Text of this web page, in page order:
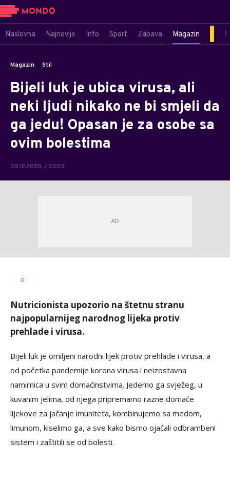
Naslovna Najnovije Info Sport Zabava Magazin
Magazin Stil
Bijeli luk je ubica virusa, ali
neki ljudi nikako ne bi smjeli da
ga jedu! Opasan je za osobe sa
ovim bolestima
05.12.2020. / 23:03
AUTOR
0
Nutricionista upozorio na štetnu stranu
najpopularnijeg narodnog lijeka protiv
prehlade i virusa.
Bijeli luk je omiljeni narodni lijek protiv prehlade i virusa, a
od početka pandemije korona virusa i neizostavna
namirnica u svim domaćinstvima. Jedemo ga svježeg, u
kuvanim jelima, od njega pripremamo razne domaće
lijekove za jačanje imuniteta, kombinujemo sa medom,
limunom, kiselimo ga, a sve kako bismo ojačali odbrambeni
sistem i zaštitili se od bolesti.